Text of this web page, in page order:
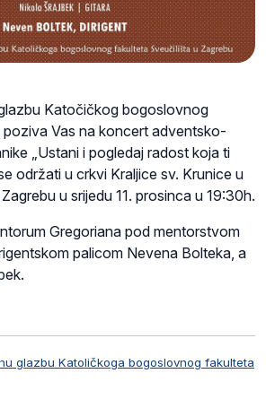
Katočičkog bogoslovnog
Vas na koncert adventsko-
„Ustani i pogledaj radost koja ti
održati u crkvi Kraljice sv. Krunice u
u srijedu 11. prosinca u 19:30h.
Gregoriana pod mentorstvom
palicom Nevena Bolteka, a
glazbu Katoličkoga bogoslovnog fakulteta